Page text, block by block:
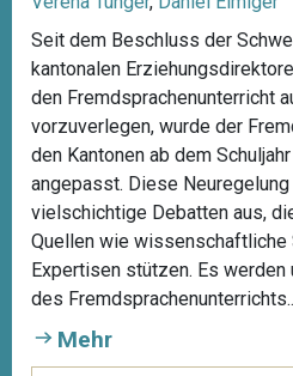
Seit dem Beschluss der
kantonalen
den Fremdsprachenunterricht
vorzuverlegen, wurde der
den Kantonen ab dem
angepasst. Diese
vielschichtige Debatten aus,
Quellen wie wissenschaftliche
Expertisen stützen. Es
des
Mehr